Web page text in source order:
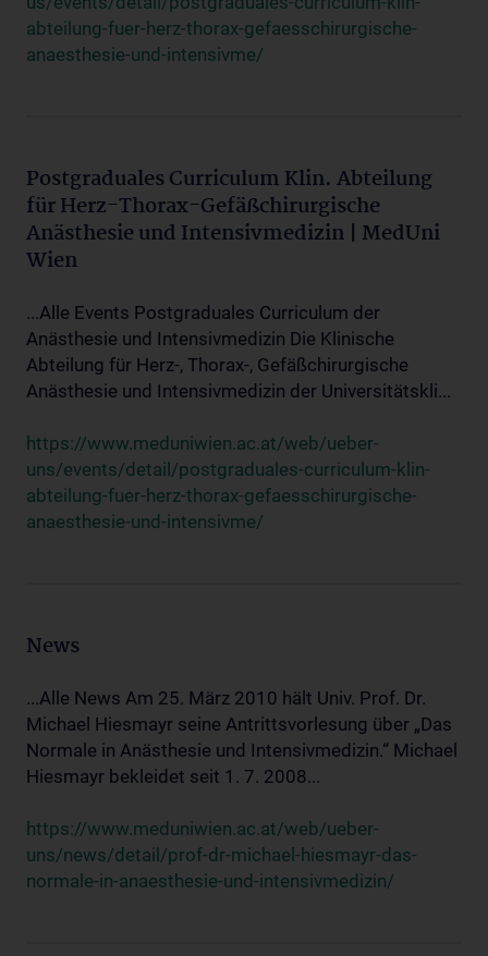
abteilung-fuer-herz-thorax-gefaesschirurgische-
anaesthesie-und-intensivme/
Postgraduales Curriculum Klin. Abteilung
für Herz-Thorax-Gefäßchirurgische
Anästhesie und Intensivmedizin | MedUni
Wien
...Alle Events Postgraduales Curriculum der
Anästhesie und Intensivmedizin Die Klinische
Abteilung für Herz-, Thorax-, Gefäßchirurgische
Anästhesie und Intensivmedizin der Universitätskli...
https://www.meduniwien.ac.at/web/ueber-
uns/events/detail/postgraduales-curriculum-klin-
abteilung-fuer-herz-thorax-gefaesschirurgische-
anaesthesie-und-intensivme/
News
...Alle News Am 25. März 2010 hält Univ. Prof. Dr.
Michael Hiesmayr seine Antrittsvorlesung über „Das
Normale in Anästhesie und Intensivmedizin.“ Michael
Hiesmayr bekleidet seit 1. 7. 2008...
https://www.meduniwien.ac.at/web/ueber-
uns/news/detail/prof-dr-michael-hiesmayr-das-
normale-in-anaesthesie-und-intensivmedizin/